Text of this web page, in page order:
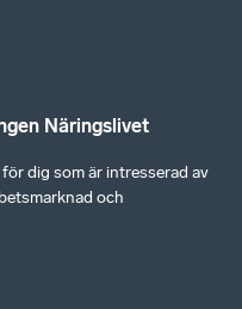
Näringslivet
dig som är intresserad av
och